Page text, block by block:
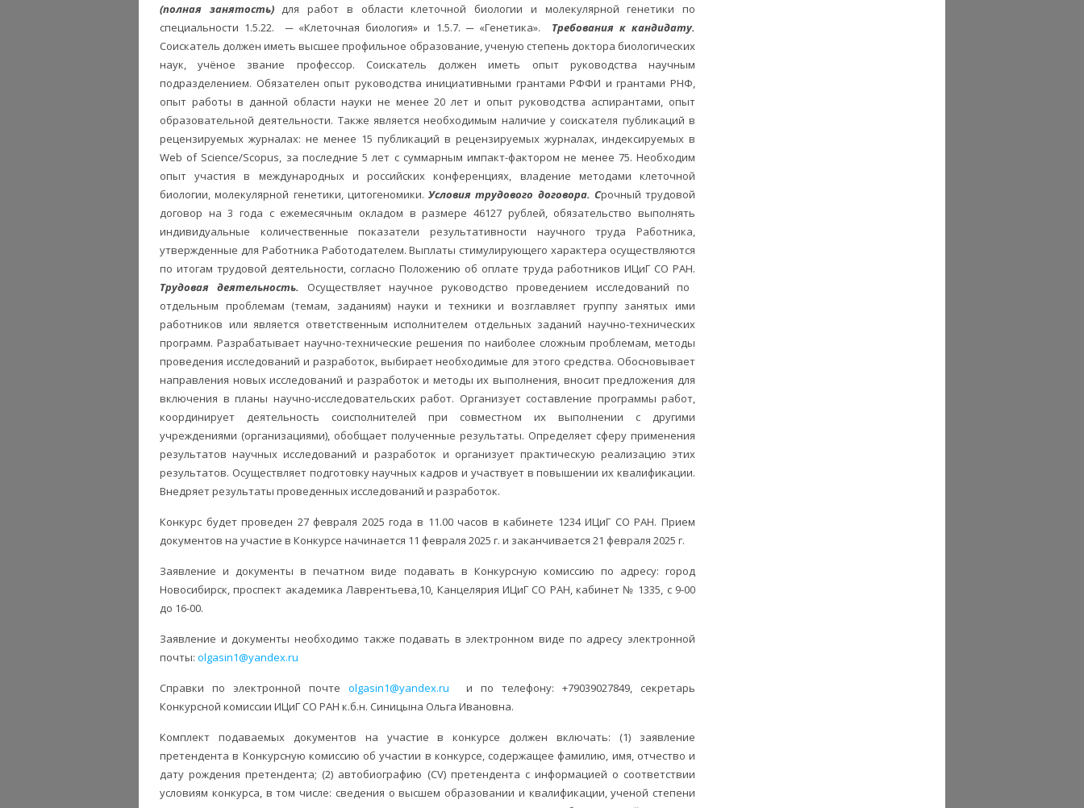
(полная занятость) для работ в области клеточной биологии и молекулярной генетики по
специальности 1.5.22. ─ «Клеточная биология» и 1.5.7. ─ «Генетика». Требования к кандидату.
Соискатель должен иметь высшее профильное образование, ученую степень доктора биологических
наук, учёное звание профессор. Соискатель должен иметь опыт руководства научным
подразделением. Обязателен опыт руководства инициативными грантами РФФИ и грантами РНФ,
опыт работы в данной области науки не менее 20 лет и опыт руководства аспирантами, опыт
образовательной деятельности. Также является необходимым наличие у соискателя публикаций в
рецензируемых журналах: не менее 15 публикаций в рецензируемых журналах, индексируемых в
Web of Science/Scopus, за последние 5 лет с суммарным импакт-фактором не менее 75. Необходим
опыт участия в международных и российских конференциях, владение методами клеточной
биологии, молекулярной генетики, цитогеномики. Условия трудового договора. Срочный трудовой
договор на 3 года с ежемесячным окладом в размере 46127 рублей, обязательство выполнять
индивидуальные количественные показатели результативности научного труда Работника,
утвержденные для Работника Работодателем. Выплаты стимулирующего характера осуществляются
по итогам трудовой деятельности, согласно Положению об оплате труда работников ИЦиГ СО РАН.
Трудовая деятельность.
Осуществляет научное руководство проведением исследований по
отдельным проблемам (темам, заданиям) науки и техники и возглавляет группу занятых ими
работников или является ответственным исполнителем отдельных заданий научно-технических
программ. Разрабатывает научно-технические решения по наиболее сложным проблемам, методы
проведения исследований и разработок, выбирает необходимые для этого средства. Обосновывает
направления новых исследований и разработок и методы их выполнения, вносит предложения для
включения в планы научно-исследовательских работ. Организует составление программы работ,
координирует деятельность соисполнителей при совместном их выполнении с другими
учреждениями (организациями), обобщает полученные результаты. Определяет сферу применения
результатов научных исследований и разработок и организует практическую реализацию этих
результатов. Осуществляет подготовку научных кадров и участвует в повышении их квалификации.
Внедряет результаты проведенных исследований и разработок.
Конкурс будет проведен 27 февраля 2025 года в 11.00 часов в кабинете 1234 ИЦиГ СО РАН. Прием
документов на участие в Конкурсе начинается 11 февраля 2025 г. и заканчивается 21 февраля 2025 г.
Заявление и документы в печатном виде подавать в Конкурсную комиссию по адресу: город
Новосибирск, проспект академика Лаврентьева,10, Канцелярия ИЦиГ СО РАН, кабинет № 1335, с 9-00
до 16-00.
Заявление и документы необходимо также подавать в электронном виде по адресу электронной
почты: olgasin1@yandex.ru
Справки по электронной почтеolgasin1@yandex.ru и по телефону: +79039027849, секретарь
Конкурсной комиссии ИЦиГ СО РАН к.б.н. Синицына Ольга Ивановна.
Комплект подаваемых документов на участие в конкурсе должен включать: (1) заявление
претендента в Конкурсную комиссию об участии в конкурсе, содержащее фамилию, имя, отчество и
дату рождения претендента; (2) автобиографию (CV) претендента с информацией о соответствии
условиям конкурса, в том числе: сведения о высшем образовании и квалификации, ученой степени